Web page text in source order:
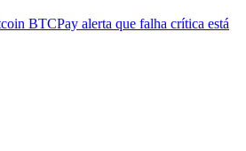
BTCPay alerta que falha crítica está